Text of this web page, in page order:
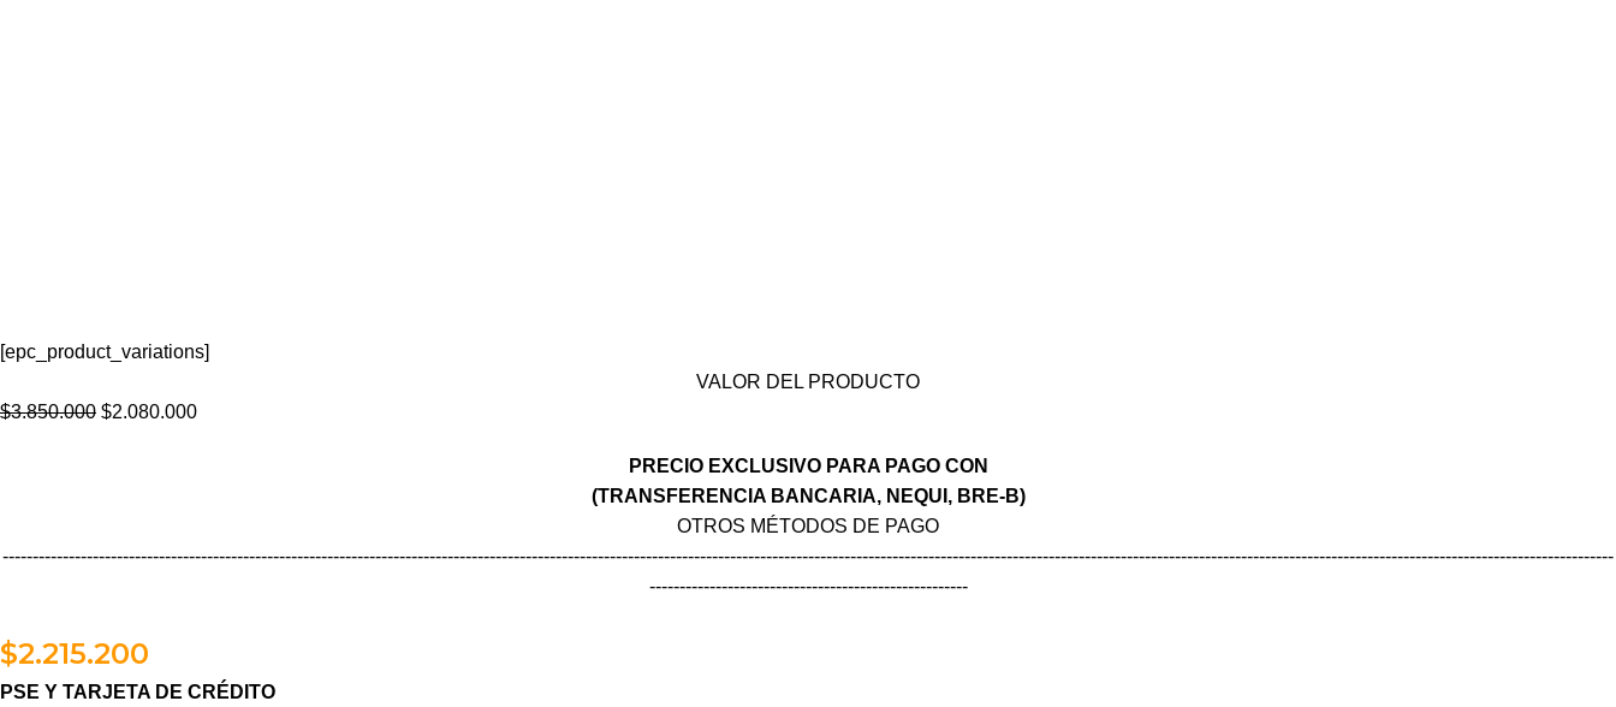
[epc_product_variations]
VALOR DEL PRODUCTO
$3.850.000 $2.080.000
PRECIO EXCLUSIVO PARA PAGO CON
(TRANSFERENCIA BANCARIA, NEQUI, BRE-B)
OTROS MÉTODOS DE PAGO
----------------------------------------------------------------------------------------------------------------------------------------------------------------------------------------------------------------------------------------------------------------------------
-----------------------------------------------------
$2.215.200
PSE Y TARJETA DE CRÉDITO